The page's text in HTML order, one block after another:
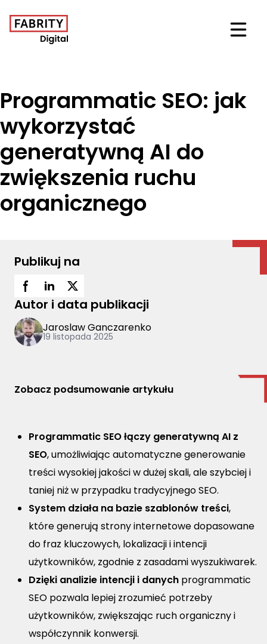
Programmatic SEO: jak
wykorzystać
generatywną AI do
zwiększenia ruchu
organicznego
Publikuj na
Autor i data publikacji
Jaroslaw Ganczarenko
19 listopada 2025
Zobacz podsumowanie artykułu
Programmatic SEO łączy generatywną AI z
SEO, umożliwiając automatyczne generowanie
treści wysokiej jakości w dużej skali, ale szybciej i
taniej niż w przypadku tradycyjnego SEO.
System działa na bazie szablonów treści,
które generują strony internetowe dopasowane
do fraz kluczowych, lokalizacji i intencji
użytkowników, zgodnie z zasadami wyszukiwarek.
Dzięki analizie intencji i danych programmatic
SEO pozwala lepiej zrozumieć potrzeby
użytkowników, zwiększając ruch organiczny i
współczynnik konwersji.